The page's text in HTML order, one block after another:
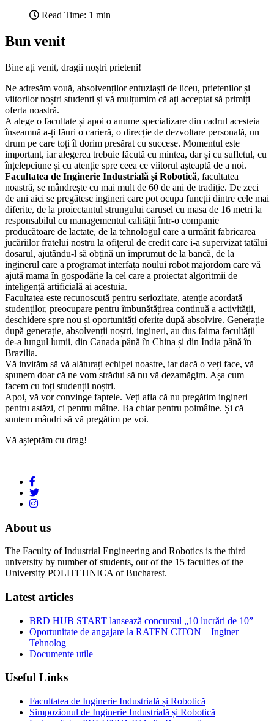
Read Time: 1 min
Bun venit
Bine ați venit, dragii noștri prieteni!
Ne adresăm vouă, absolvenților entuziaști de liceu, prietenilor și
viitorilor noștri studenti și vă mulțumim că ați acceptat să primiți
oferta noastră.
A alege o facultate și apoi o anume specializare din cadrul acesteia
înseamnă a-ți făuri o carieră, o direcție de dezvoltare personală, un
drum pe care toți îl dorim presărat cu succese. Momentul este
important, iar alegerea trebuie făcută cu mintea, dar și cu sufletul, cu
înțelepciune și cu atenție spre ceea ce viitorul așteaptă de a noi.
Facultatea de Inginerie Industrială și Robotică, facultatea
noastră, se mândrește cu mai mult de 60 de ani de tradiție. De zeci
de ani aici se pregătesc ingineri care pot ocupa funcții dintre cele mai
diferite, de la proiectantul strungului carusel cu masa de 16 metri la
responsabilul cu managementul calității într-o companie
producătoare de lactate, de la tehnologul care a urmărit fabricarea
jucăriilor fratelui nostru la ofițerul de credit care i-a supervizat tatălui
dosarul, ajutându-l să obțină un împrumut de la bancă, de la
inginerul care a programat interfața noului robot majordom care vă
ajută mama în gospodărie la cel care a proiectat algoritmii de
inteligență artificială ai acestuia.
Facultatea este recunoscută pentru seriozitate, atenție acordată
studenților, preocupare pentru îmbunătățirea continuă a activității,
deschidere spre nou și oportunități oferite după absolvire. Generație
după generație, absolvenții noștri, ingineri, au dus faima facultății
de-a lungul lumii, din Canada până în China și din India până în
Brazilia.
Vă invităm să vă alăturați echipei noastre, iar dacă o veți face, vă
spunem doar că ne vom strădui să nu vă dezamăgim. Așa cum
facem cu toți studenții noștri.
Apoi, vă vor convinge faptele. Veți afla că nu pregătim ingineri
pentru astăzi, ci pentru mâine. Ba chiar pentru poimâine. Și că
suntem mândri să vă pregătim pe voi.
Vă așteptăm cu drag!
About us
The Faculty of Industrial Engineering and Robotics is the third
university by number of students, out of the 15 faculties of the
University POLITEHNICA of Bucharest.
Latest articles
BRD HUB START lansează concursul „10 lucrări de 10”
Oportunitate de angajare la RATEN CITON – Inginer
Tehnolog
Documente utile
Useful Links
Facultatea de Inginerie Industrială și Robotică
Simpozionul de Inginerie Industrială și Robotică